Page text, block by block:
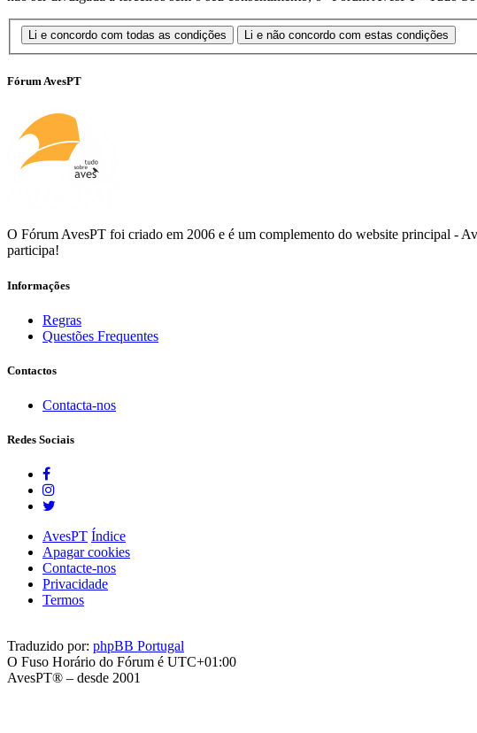
Fórum AvesPT
O Fórum AvesPT foi criado em 2006 e é um complemento do website principal -
participa!
Informações
Regras
Questões Frequentes
Contactos
Contacta-nos
Redes Sociais
AvesPT Índice
Apagar cookies
Contacte-nos
Privacidade
Termos
Traduzido por: phpBB Portugal
O Fuso Horário do Fórum é UTC+01:00
AvesPT® – desde 2001